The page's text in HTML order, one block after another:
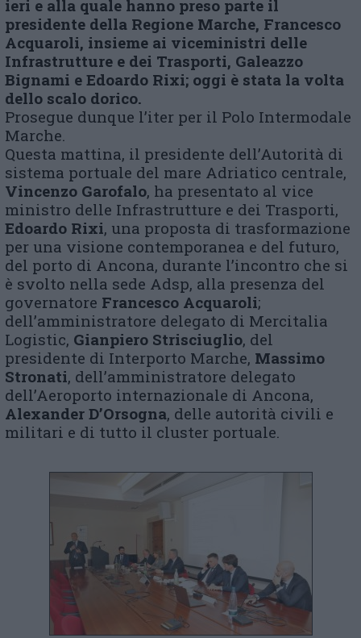
ieri e alla quale hanno preso parte il
presidente della Regione Marche, Francesco
Acquaroli, insieme ai viceministri delle
Infrastrutture e dei Trasporti, Galeazzo
Bignami e Edoardo Rixi; oggi è stata la volta
dello scalo dorico.
Prosegue dunque l’iter per il Polo Intermodale
Marche.
Questa mattina, il presidente dell’Autorità di
sistema portuale del mare Adriatico centrale,
Vincenzo Garofalo, ha presentato al vice
ministro delle Infrastrutture e dei Trasporti,
Edoardo Rixi, una proposta di trasformazione
per una visione contemporanea e del futuro,
del porto di Ancona, durante l’incontro che si
è svolto nella sede Adsp, alla presenza del
governatore Francesco Acquaroli;
dell’amministratore delegato di Mercitalia
Logistic, Gianpiero Strisciuglio, del
presidente di Interporto Marche, Massimo
Stronati, dell’amministratore delegato
dell’Aeroporto internazionale di Ancona,
Alexander D’Orsogna, delle autorità civili e
militari e di tutto il cluster portuale.